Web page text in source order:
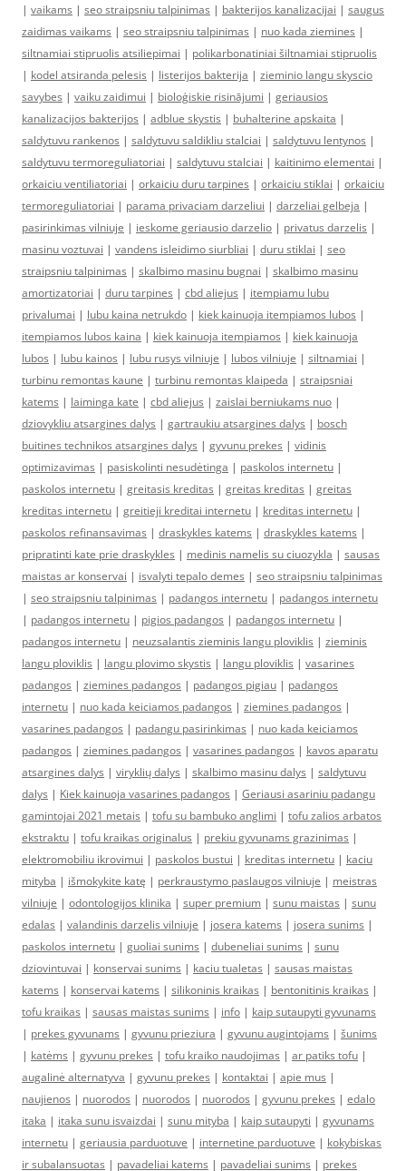
| vaikams | seo straipsniu talpinimas | bakterijos kanalizacijai | saugus
zaidimas vaikams | seo straipsniu talpinimas | nuo kada ziemines |
siltnamiai stipruolis atsiliepimai | polikarbonatiniai šiltnamiai stipruolis
| kodel atsiranda pelesis | listerijos bakterija | zieminio langu skyscio
savybes | vaiku zaidimui | bioloģiskie risinājumi | geriausios
kanalizacijos bakterijos | adblue skystis | buhalterine apskaita |
saldytuvu rankenos | saldytuvu saldikliu stalciai | saldytuvu lentynos |
saldytuvu termoreguliatoriai | saldytuvu stalciai | kaitinimo elementai |
orkaiciu ventiliatoriai | orkaiciu duru tarpines | orkaiciu stiklai | orkaiciu
termoreguliatoriai | parama privaciam darzeliui | darzeliai gelbeja |
pasirinkimas vilniuje | ieskome geriausio darzelio | privatus darzelis |
masinu voztuvai | vandens isleidimo siurbliai | duru stiklai | seo
straipsniu talpinimas | skalbimo masinu bugnai | skalbimo masinu
amortizatoriai | duru tarpines | cbd aliejus | itempiamu lubu
privalumai | lubu kaina netrukdo | kiek kainuoja itempiamos lubos |
itempiamos lubos kaina | kiek kainuoja itempiamos | kiek kainuoja
lubos | lubu kainos | lubu rusys vilniuje | lubos vilniuje | siltnamiai |
turbinu remontas kaune | turbinu remontas klaipeda | straipsniai
katems | laiminga kate | cbd aliejus | zaislai berniukams nuo |
dziovykliu atsargines dalys | gartraukiu atsargines dalys | bosch
buitines technikos atsargines dalys | gyvunu prekes | vidinis
optimizavimas | pasiskolinti nesudėtinga | paskolos internetu |
paskolos internetu | greitasis kreditas | greitas kreditas | greitas
kreditas internetu | greitieji kreditai internetu | kreditas internetu |
paskolos refinansavimas | draskykles katems | draskykles katems |
pripratinti kate prie draskykles | medinis namelis su ciuozykla | sausas
maistas ar konservai | isvalyti tepalo demes | seo straipsniu talpinimas
| seo straipsniu talpinimas | padangos internetu | padangos internetu
| padangos internetu | pigios padangos | padangos internetu |
padangos internetu | neuzsalantis zieminis langu ploviklis | zieminis
langu ploviklis | langu plovimo skystis | langu ploviklis | vasarines
padangos | ziemines padangos | padangos pigiau | padangos
internetu | nuo kada keiciamos padangos | ziemines padangos |
vasarines padangos | padangu pasirinkimas | nuo kada keiciamos
padangos | ziemines padangos | vasarines padangos | kavos aparatu
atsargines dalys | viryklių dalys | skalbimo masinu dalys | saldytuvu
dalys | Kiek kainuoja vasarines padangos | Geriausi asariniu padangu
gamintojai 2021 metais | tofu su bambuko anglimi | tofu zalios arbatos
ekstraktu | tofu kraikas originalus | prekiu gyvunams grazinimas |
elektromobiliu ikrovimui | paskolos bustui | kreditas internetu | kaciu
mityba | išmokykite katę | perkraustymo paslaugos vilniuje | meistras
vilniuje | odontologijos klinika | super premium | sunu maistas | sunu
edalas | valandinis darzelis vilniuje | josera katems | josera sunims |
paskolos internetu | guoliai sunims | dubeneliai sunims | sunu
dziovintuvai | konservai sunims | kaciu tualetas | sausas maistas
katems | konservai katems | silikoninis kraikas | bentonitinis kraikas |
tofu kraikas | sausas maistas sunims | info | kaip sutaupyti gyvunams
| prekes gyvunams | gyvunu prieziura | gyvunu augintojams | šunims
| katėms | gyvunu prekes | tofu kraiko naudojimas | ar patiks tofu |
augalinė alternatyva | gyvunu prekes | kontaktai | apie mus |
naujienos | nuorodos | nuorodos | nuorodos | gyvunu prekes | edalo
itaka | itaka sunu isvaizdai | sunu mityba | kaip sutaupyti | gyvunams
internetu | geriausia parduotuve | internetine parduotuve | kokybiskas
ir subalansuotas | pavadeliai katems | pavadeliai sunims | prekes